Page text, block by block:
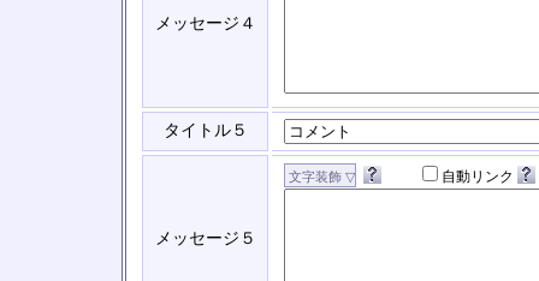
メッセージ４
タイトル５
メッセージ５
自動リンク